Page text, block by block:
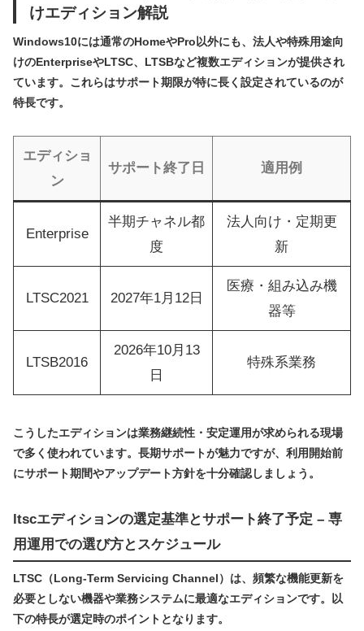
けエディション解説
Windows10には通常のHomeやPro以外にも、法人や特殊用途向
けのEnterpriseやLTSC、LTSBなど複数エディションが提供され
ています。これらはサポート期限が特に長く設定されているのが
特長です。
エディショ
ン
サポート終了日 適用例
Enterprise
半期チャネル都
度
法人向け・定期更
新
LTSC2021 2027年1月12日
医療・組み込み機
器等
LTSB2016
2026年10月13
日
特殊系業務
こうしたエディションは業務継続性・安定運用が求められる現場
で多く使われています。長期サポートが魅力ですが、利用開始前
にサポート期間やアップデート方針を十分確認しましょう。
ltscエディションの選定基準とサポート終了予定 – 専
用運用での選び方とスケジュール
LTSC（Long-Term Servicing Channel）は、頻繁な機能更新を
必要としない機器や業務システムに最適なエディションです。以
下の特長が選定時のポイントとなります。